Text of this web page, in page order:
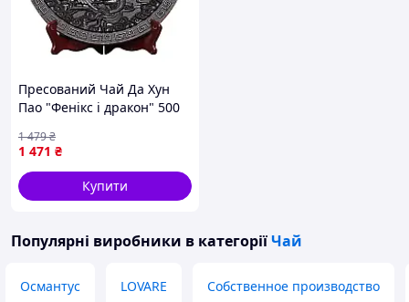
Пресований Чай Да Хун
Пао "Фенікс і дракон" 500
1 471 ₴
1 479₴
Купити
Популярні виробники в категоріїЧай
Османтус LOVARE Собственное производство